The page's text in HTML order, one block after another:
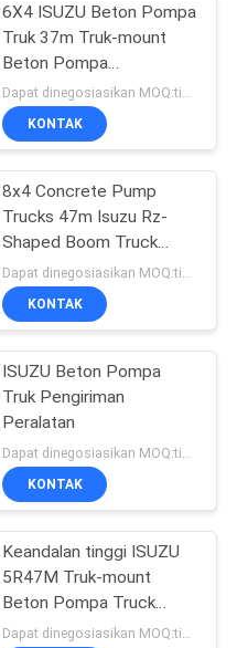
6X4 ISUZU Beton Pompa
Truk 37m Truk-mount
Beton Pompa
Pengiriman
Dapat dinegosiasikan MOQ:tidak terbatas
KONTAK
8x4 Concrete Pump
Trucks 47m Isuzu Rz-
Shaped Boom Truck
287kW
Dapat dinegosiasikan MOQ:tidak terbatas
KONTAK
ISUZU Beton Pompa
Truk Pengiriman
Peralatan
KONTAK
Keandalan tinggi ISUZU
5R47M Truk-mount
Beton Pompa Truck
455Hp